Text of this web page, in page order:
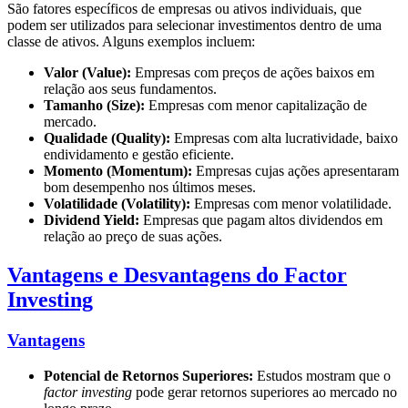
São fatores específicos de empresas ou ativos individuais, que
podem ser utilizados para selecionar investimentos dentro de uma
classe de ativos. Alguns exemplos incluem:
Valor (Value): Empresas com preços de ações baixos em
relação aos seus fundamentos.
Tamanho (Size): Empresas com menor capitalização de
mercado.
Qualidade (Quality): Empresas com alta lucratividade, baixo
endividamento e gestão eficiente.
Momento (Momentum): Empresas cujas ações apresentaram
bom desempenho nos últimos meses.
Volatilidade (Volatility): Empresas com menor volatilidade.
Dividend Yield: Empresas que pagam altos dividendos em
relação ao preço de suas ações.
Vantagens e Desvantagens do Factor
Investing
Vantagens
Potencial de Retornos Superiores: Estudos mostram que o
factor investing pode gerar retornos superiores ao mercado no